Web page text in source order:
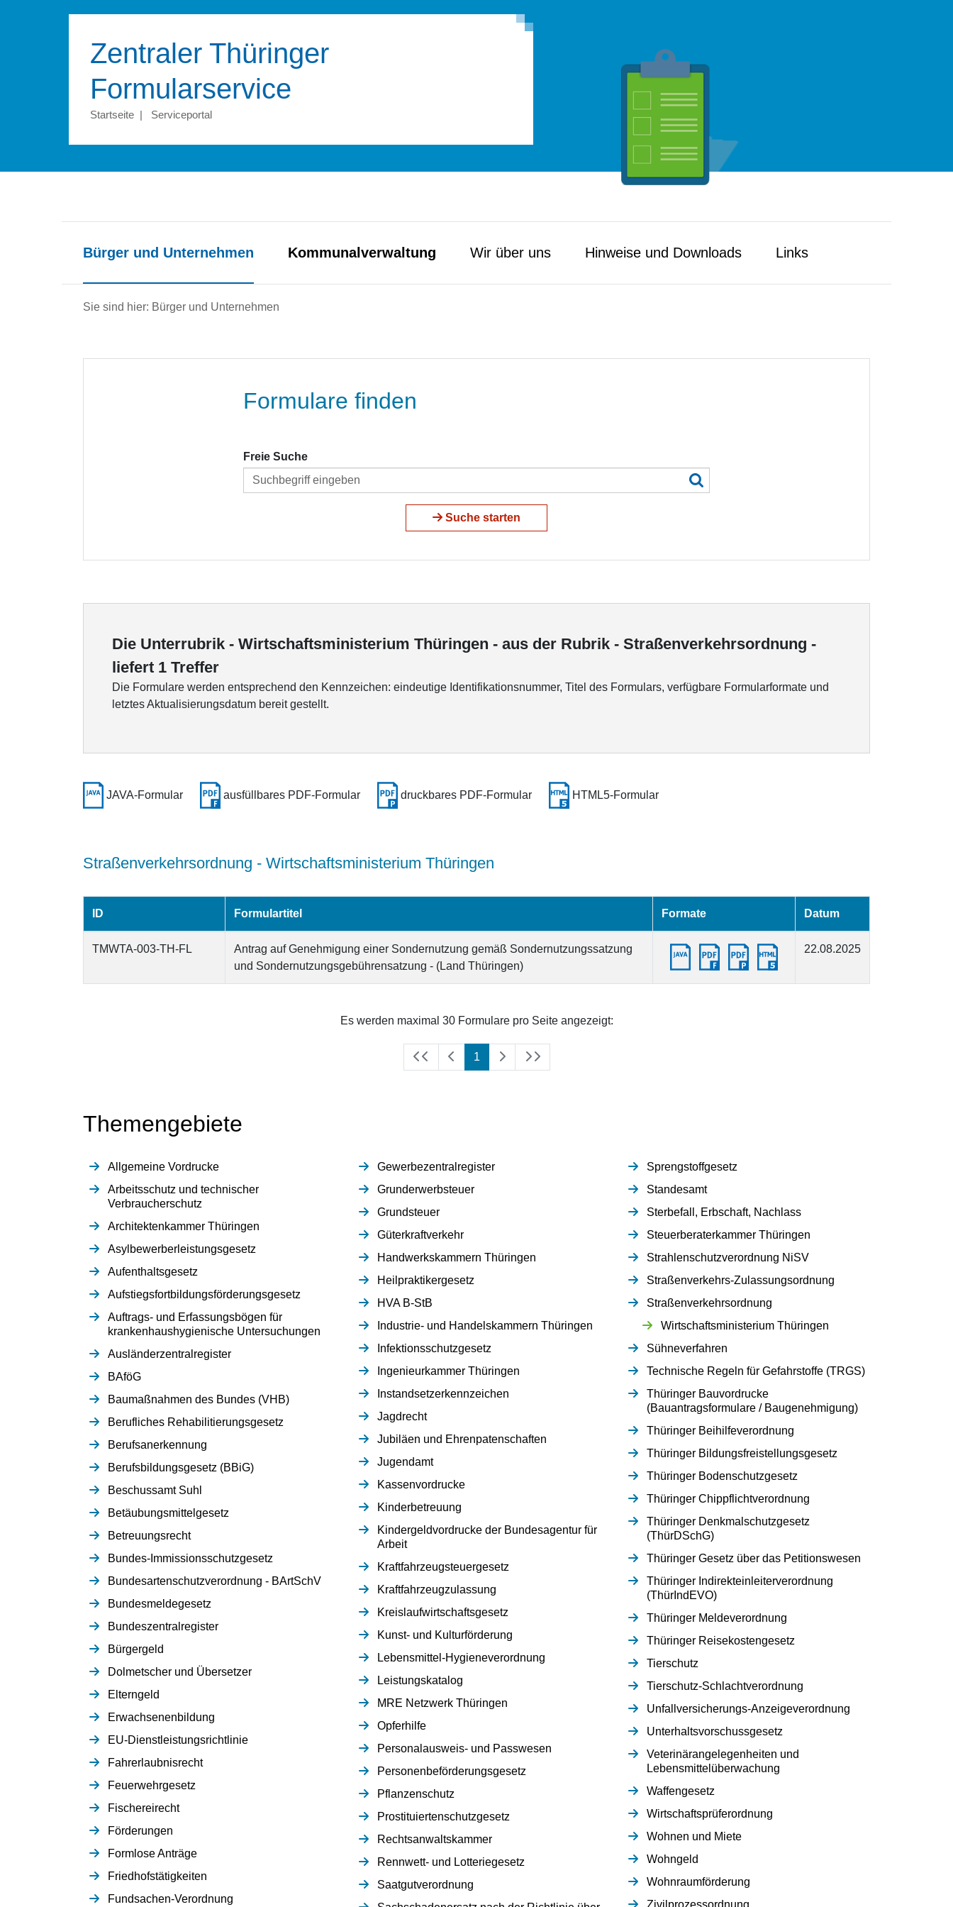
Zentraler Thüringer
Formular­service
Startseite | Serviceportal
Bürger und Unternehmen Kommunal­verwaltung Wir über uns Hinweise und Downloads Links
Sie sind hier: Bürger und Unternehmen
Formulare finden
Freie Suche
Suche starten
Die Unterrubrik - Wirtschaftsministerium Thüringen - aus der Rubrik - Straßenverkehrsordnung -
liefert 1 Treffer
Die Formulare werden entsprechend den Kennzeichen: eindeutige Identifikationsnummer, Titel des Formulars, verfügbare Formularformate und
letztes Aktualisierungsdatum bereit gestellt.
JAVA-Formular ausfüllbares PDF-Formular druckbares PDF-Formular HTML5-Formular
Straßenverkehrsordnung - Wirtschaftsministerium Thüringen
ID Formulartitel Formate Datum
TMWTA-003-TH-FL
Antrag auf Genehmigung einer Sondernutzung gemäß Sondernutzungssatzung
und Sondernutzungsgebührensatzung - (Land Thüringen)
22.08.2025
Es werden maximal 30 Formulare pro Seite angezeigt:
1 (aktuell)
Themengebiete
Allgemeine Vordrucke
Arbeitsschutz und technischer
Verbraucherschutz
Architektenkammer Thüringen
Asylbewerberleistungsgesetz
Aufenthaltsgesetz
Aufstiegsfortbildungsförderungsgesetz
Auftrags- und Erfassungsbögen für
krankenhaushygienische Untersuchungen
Ausländerzentralregister
BAföG
Baumaßnahmen des Bundes (VHB)
Berufliches Rehabilitierungsgesetz
Berufsanerkennung
Berufsbildungsgesetz (BBiG)
Beschussamt Suhl
Betäubungsmittelgesetz
Betreuungsrecht
Bundes-Immissionsschutzgesetz
Bundesartenschutzverordnung - BArtSchV
Bundesmeldegesetz
Bundeszentralregister
Bürgergeld
Dolmetscher und Übersetzer
Elterngeld
Erwachsenenbildung
EU-Dienstleistungsrichtlinie
Fahrerlaubnisrecht
Feuerwehrgesetz
Fischereirecht
Förderungen
Formlose Anträge
Friedhofstätigkeiten
Fundsachen-Verordnung
Gewerbezentralregister
Grunderwerbsteuer
Grundsteuer
Güterkraftverkehr
Handwerkskammern Thüringen
Heilpraktikergesetz
HVA B-StB
Industrie- und Handelskammern Thüringen
Infektionsschutzgesetz
Ingenieurkammer Thüringen
Instandsetzerkennzeichen
Jagdrecht
Jubiläen und Ehrenpatenschaften
Jugendamt
Kassenvordrucke
Kinderbetreuung
Kindergeldvordrucke der Bundesagentur für
Arbeit
Kraftfahrzeugsteuergesetz
Kraftfahrzeugzulassung
Kreislaufwirtschaftsgesetz
Kunst- und Kulturförderung
Lebensmittel-Hygieneverordnung
Leistungskatalog
MRE Netzwerk Thüringen
Opferhilfe
Personalausweis- und Passwesen
Personenbeförderungsgesetz
Pflanzenschutz
Prostituiertenschutzgesetz
Rechtsanwaltskammer
Rennwett- und Lotteriegesetz
Saatgutverordnung
Sprengstoffgesetz
Standesamt
Sterbefall, Erbschaft, Nachlass
Steuerberaterkammer Thüringen
Strahlenschutzverordnung NiSV
Straßenverkehrs-Zulassungsordnung
Straßenverkehrsordnung
Wirtschaftsministerium Thüringen
Sühneverfahren
Technische Regeln für Gefahrstoffe (TRGS)
Thüringer Bauvordrucke
(Bauantragsformulare / Baugenehmigung)
Thüringer Beihilfeverordnung
Thüringer Bildungsfreistellungsgesetz
Thüringer Bodenschutzgesetz
Thüringer Chippflichtverordnung
Thüringer Denkmalschutzgesetz
(ThürDSchG)
Thüringer Gesetz über das Petitionswesen
Thüringer Indirekteinleiterverordnung
(ThürIndEVO)
Thüringer Meldeverordnung
Thüringer Reisekostengesetz
Tierschutz
Tierschutz-Schlachtverordnung
Unfallversicherungs-Anzeigeverordnung
Unterhaltsvorschussgesetz
Veterinärangelegenheiten und
Lebensmittelüberwachung
Waffengesetz
Wirtschaftsprüferordnung
Wohnen und Miete
Wohngeld
Wohnraumförderung